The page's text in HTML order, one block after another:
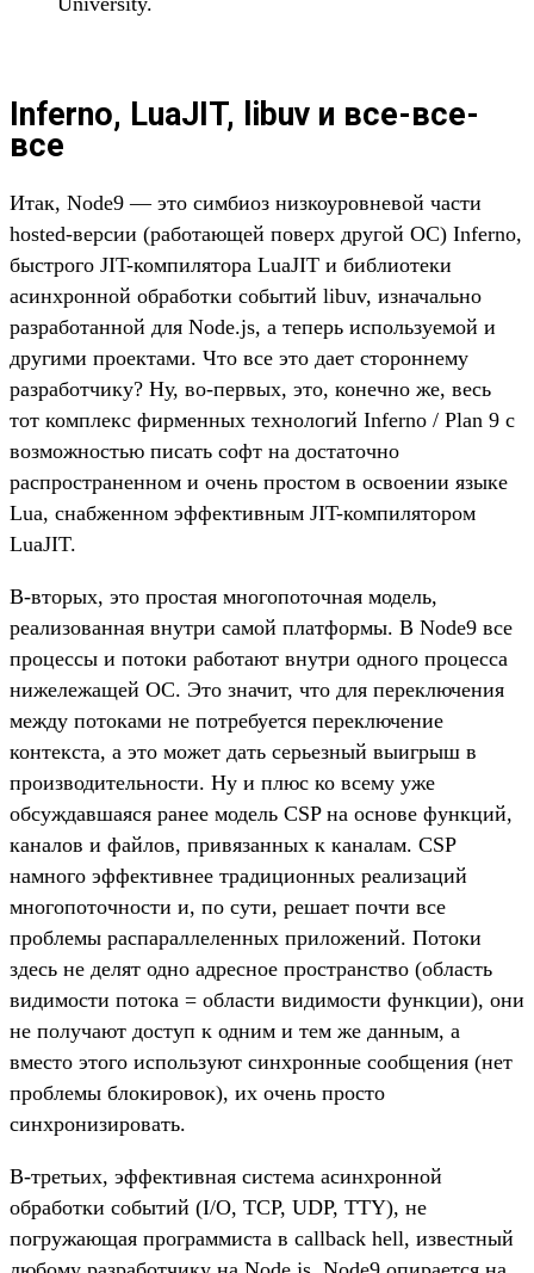
Inferno, LuaJIT, libuv и все-все-
все
Итак, Node9 — это симбиоз низкоуровневой части
hosted-версии (работающей поверх другой ОС) Inferno,
быстрого JIT-компилятора LuaJIT и библиотеки
асинхронной обработки событий libuv, изначально
разработанной для Node.js, а теперь используемой и
другими проектами. Что все это дает стороннему
разработчику? Ну, во-первых, это, конечно же, весь
тот комплекс фирменных технологий Inferno / Plan 9 с
возможностью писать софт на достаточно
распространенном и очень простом в освоении языке
Lua, снабженном эффективным JIT-компилятором
LuaJIT.
В-вторых, это простая многопоточная модель,
реализованная внутри самой платформы. В Node9 все
процессы и потоки работают внутри одного процесса
нижележащей ОС. Это значит, что для переключения
между потоками не потребуется переключение
контекста, а это может дать серьезный выигрыш в
производительности. Ну и плюс ко всему уже
обсуждавшаяся ранее модель CSP на основе функций,
каналов и файлов, привязанных к каналам. CSP
намного эффективнее традиционных реализаций
многопоточности и, по сути, решает почти все
проблемы распараллеленных приложений. Потоки
здесь не делят одно адресное пространство (область
видимости потока = области видимости функции), они
не получают доступ к одним и тем же данным, а
вместо этого используют синхронные сообщения (нет
проблемы блокировок), их очень просто
синхронизировать.
В-третьих, эффективная система асинхронной
обработки событий (I/O, TCP, UDP, TTY), не
погружающая программиста в callback hell, известный